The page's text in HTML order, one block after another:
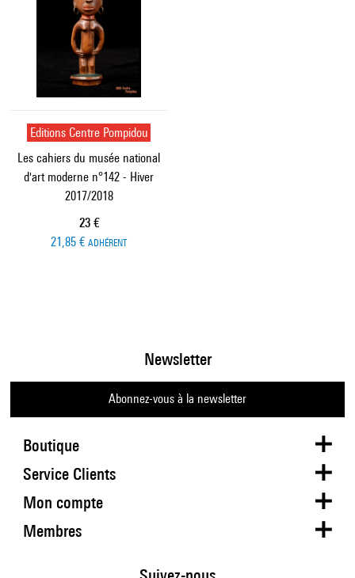
Editions Centre Pompidou
Les cahiers du musée national
d'art moderne n°142 - Hiver
2017/2018
Prix ​​actuel
23 €
21,85 € ADHÉRENT
Boutique
Newsletter
Abonnez-vous à la newsletter
Service Clients
Mon compte
Membres